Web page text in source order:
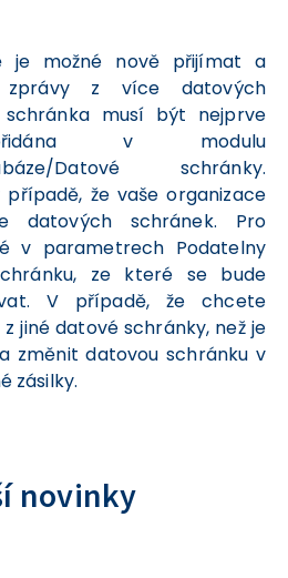
je možné nově přijímat a
zprávy z více datových
schránka musí být nejprve
v modulu
Datové schránky.
případě, že vaše organizace
datových schránek. Pro
v parametrech Podatelny
ze které se bude
V případě, že chcete
jiné datové schránky, než je
změnit datovou schránku v
zásilky.
novinky